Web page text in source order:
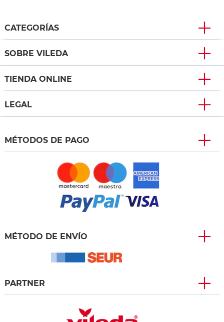
CATEGORÍAS
SOBRE VILEDA
TIENDA ONLINE
LEGAL
MÉTODOS DE PAGO
MÉTODO DE ENVÍO
PARTNER